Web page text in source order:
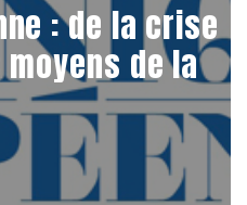
: de la crise
de la